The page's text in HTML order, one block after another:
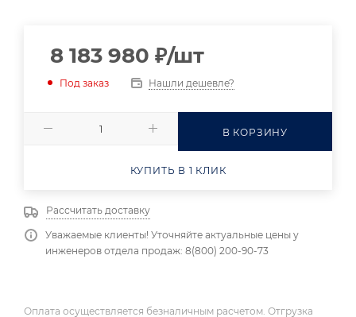
8 183 980 ₽/шт
Под заказ Нашли дешевле?
В КОРЗИНУ
КУПИТЬ В 1 КЛИК
Рассчитать доставку
Уважаемые клиенты! Уточняйте актуальные цены у
инженеров отдела продаж: 8(800) 200-90-73
Оплата осуществляется безналичным расчетом. Отгрузка